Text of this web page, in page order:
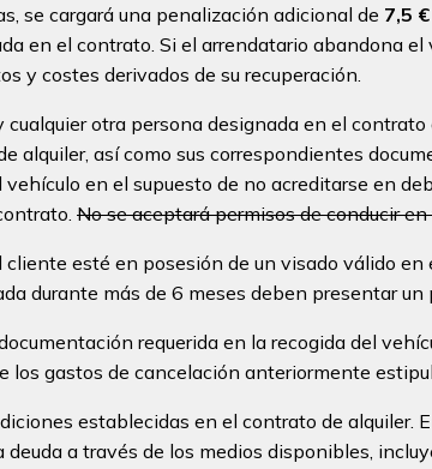
se cargará una penalización adicional de 7,5 €
en el contrato. Si el arrendatario abandona el
y costes derivados de su recuperación.
otra persona designada en el
así como sus correspondientes
en el supuesto de no acreditarse en
No se aceptará permisos de conducir
esté en posesión de un visado válido
durante más de 6 meses deben presentar un
requerida en la recogida del
gastos de cancelación anteriormente
establecidas en el contrato de alquiler.
a través de los medios disponibles,